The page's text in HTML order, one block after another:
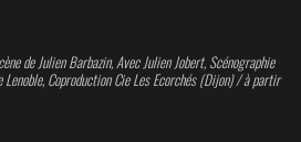
de Julien Barbazin, Avec Julien Jobert, Scénographie
Lenoble, Coproduction Cie Les Ecorchés (Dijon) / à partir